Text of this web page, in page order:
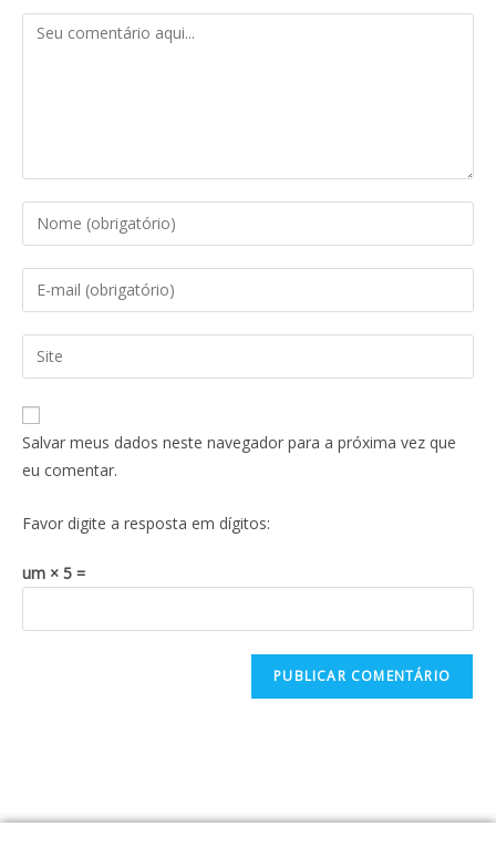
Salvar meus dados neste navegador para a próxima vez que
eu comentar.
Favor digite a resposta em dígitos:
um × 5 =